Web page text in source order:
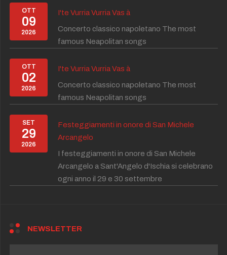
OTT
09
2026
I'te Vurria Vurria Vas à
Concerto classico napoletano The most
famous Neapolitan songs
OTT
02
2026
I'te Vurria Vurria Vas à
Concerto classico napoletano The most
famous Neapolitan songs
SET
29
2026
Festeggiamenti in onore di San Michele
Arcangelo
I festeggiamenti in onore di San Michele
Arcangelo a Sant'Angelo d'Ischia si celebrano
ogni anno il 29 e 30 settembre
NEWSLETTER